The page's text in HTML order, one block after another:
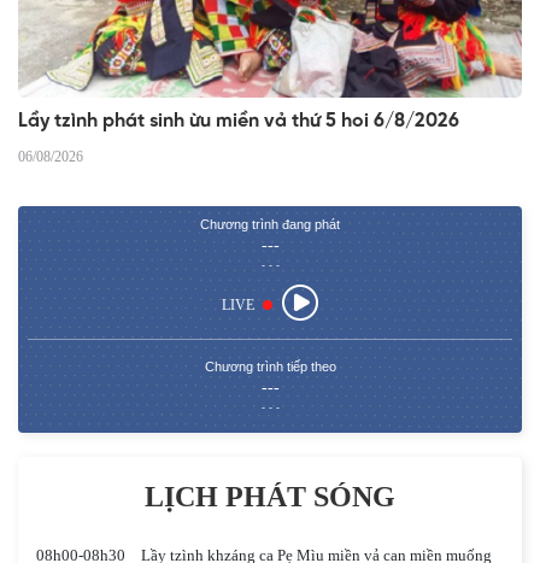
Lầy tzình phát sinh ừu miền vả thứ 5 hoi 6/8/2026
06/08/2026
Chương trình đang phát
---
- - -
LIVE
Chương trình tiếp theo
---
- - -
LỊCH PHÁT SÓNG
08h00-08h30 Lầy tzình khzáng ca Pẹ Mìu miền vả can miền muống